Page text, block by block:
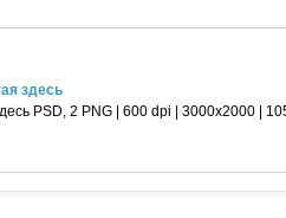
здесь
PSD, 2 PNG | 600 dpi | 3000x2000 |